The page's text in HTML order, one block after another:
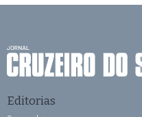
Editorias